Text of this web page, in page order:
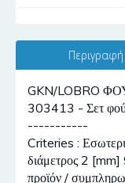
Περιγραφή
GKN/LOBRO
303413 - Σετ
-----------
Criteries :
διάμετρος 2
προϊόν /